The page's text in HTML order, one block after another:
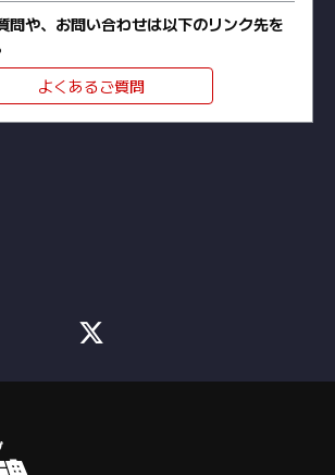
問や、お問い合わせは以下のリンク先を
よくあるご質問